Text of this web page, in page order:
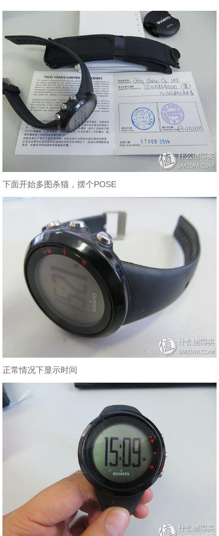
下面开始多图杀猫，摆个POSE
正常情况下显示时间